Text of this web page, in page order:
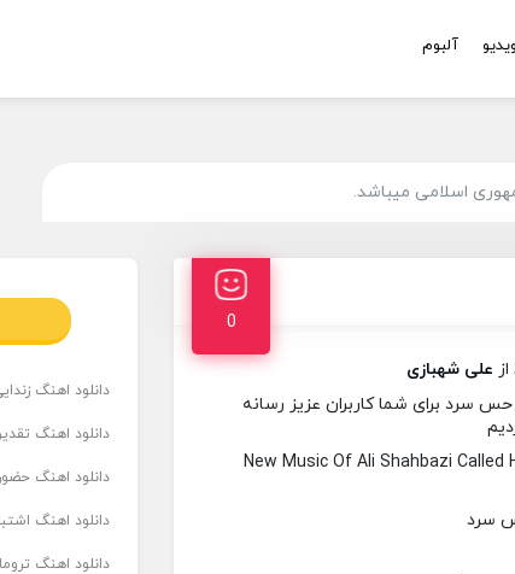
ویدیو آلبوم
اسلامی میباشد.
0
از علی شهبازی
سرد برای شما کاربران عزیز رسانه
New Music Of Ali Shahbazi Called
دانلود اهنگ
دانلود اهنگ
دانلود اهنگ
دانلود اهنگ
دانلود اهنگ